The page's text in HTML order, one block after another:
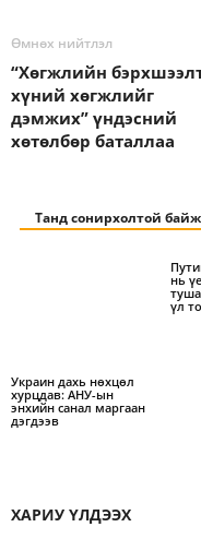
Өмнөх нийтлэл
“Хөгжлийн
хүний хөгжлийг
дэмжих” үндэсний
хөтөлбөр баталлаа
Танд сонирхолтой
Украин дахь нөхцөл
хурцдав: АНУ-ын
энхийн санал маргаан
дэгдээв
нь
үл
ХАРИУ ҮЛДЭЭХ